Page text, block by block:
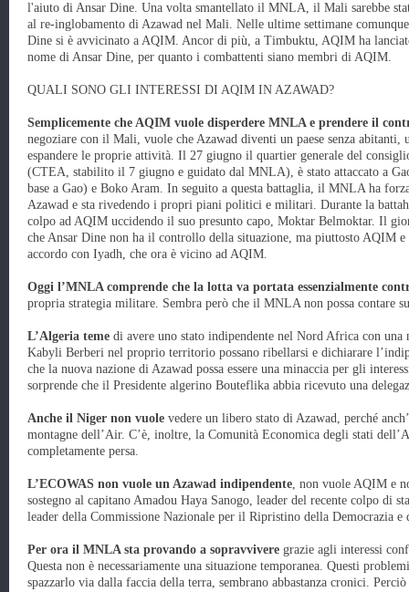
l'aiuto di Ansar Dine. Una volta smantellato il MNLA, il Mali sarebbe
al re-inglobamento di Azawad nel Mali. Nelle ultime settimane
Dine si è avvicinato a AQIM. Ancor di più, a Timbuktu, AQIM ha
nome di Ansar Dine, per quanto i combattenti siano membri di AQIM.
QUALI SONO GLI INTERESSI DI AQIM IN AZAWAD?
Semplicemente che AQIM vuole disperdere MNLA e prendere il
negoziare con il Mali, vuole che Azawad diventi un paese senza abitanti,
espandere le proprie attività. Il 27 giugno il quartier generale del
(CTEA, stabilito il 7 giugno e guidato dal MNLA), è stato attaccato a
base a Gao) e Boko Aram. In seguito a questa battaglia, il MNLA ha
Azawad e sta rivedendo i propri piani politici e militari. Durante la
colpo ad AQIM uccidendo il suo presunto capo, Moktar Belmoktar. Il
che Ansar Dine non ha il controllo della situazione, ma piuttosto AQIM e
accordo con Iyadh, che ora è vicino ad AQIM.
Oggi l’MNLA comprende che la lotta va portata essenzialmente
propria strategia militare. Sembra però che il MNLA non possa contare
L’Algeria teme di avere uno stato indipendente nel Nord Africa con una
Kabyli Berberi nel proprio territorio possano ribellarsi e dichiarare
che la nuova nazione di Azawad possa essere una minaccia per gli
sorprende che il Presidente algerino Bouteflika abbia ricevuto una
Anche il Niger non vuole vedere un libero stato di Azawad, perché
montagne dell’Air. C’è, inoltre, la Comunità Economica degli stati
completamente persa.
L’ECOWAS non vuole un Azawad indipendente, non vuole AQIM e
sostegno al capitano Amadou Haya Sanogo, leader del recente colpo di
leader della Commissione Nazionale per il Ripristino della Democrazia
Per ora il MNLA sta provando a sopravvivere grazie agli interessi
Questa non è necessariamente una situazione temporanea. Questi
spazzarlo via dalla faccia della terra, sembrano abbastanza cronici.